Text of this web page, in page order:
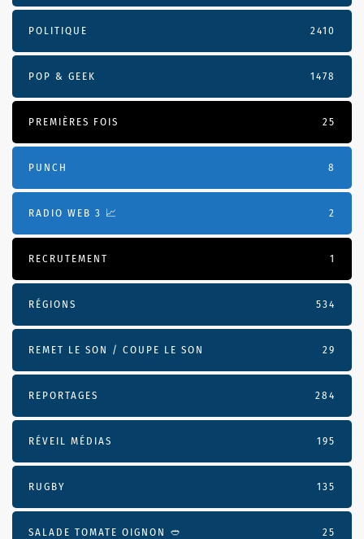
POLITIQUE 2410
POP & GEEK 1478
PREMIÈRES FOIS 25
PUNCH 8
RADIO WEB 3 📈 2
RECRUTEMENT 1
RÉGIONS 534
REMET LE SON / COUPE LE SON 29
REPORTAGES 284
RÉVEIL MÉDIAS 195
RUGBY 135
SALADE TOMATE OIGNON 🥙 25